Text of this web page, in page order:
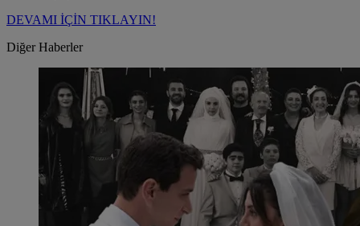
DEVAMI İÇİN TIKLAYIN!
Diğer Haberler